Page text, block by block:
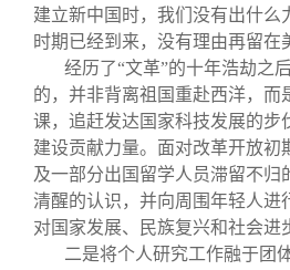
建立新中国时，我们没有出什么
时期已经到来，没有理由再留在
经历了“文革”的十年浩劫之
的，并非背离祖国重赴西洋，而
课，追赶发达国家科技发展的步
建设贡献力量。面对改革开放初
及一部分出国留学人员滞留不归
清醒的认识，并向周围年轻人进
对国家发展、民族复兴和社会进
二是将个人研究工作融于团